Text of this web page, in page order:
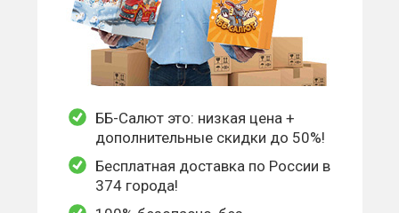
ББ-Салют это: низкая цена +
дополнительные скидки до 50%!
Бесплатная доставка по России в
374 города!